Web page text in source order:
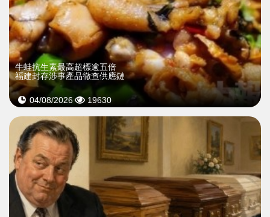
牛蛙抗生素最高超標逾五倍
福建封存涉事產品徹查供應鏈
04/08/2026 19630